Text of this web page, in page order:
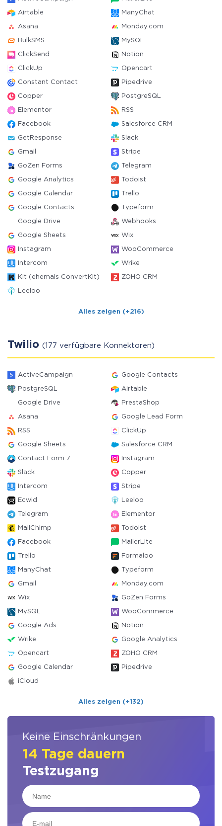
Airtable ManyChat
Asana Monday.com
BulkSMS MySQL
ClickSend Notion
ClickUp Opencart
Constant Contact Pipedrive
Copper PostgreSQL
Elementor RSS
Facebook Salesforce CRM
GetResponse Slack
Gmail Stripe
GoZen Forms Telegram
Google Analytics Todoist
Google Calendar Trello
Google Contacts Typeform
Google Drive Webhooks
Google Sheets Wix
Instagram WooCommerce
Intercom Wrike
Kit (ehemals ConvertKit) ZOHO CRM
Leeloo
Alles zeigen (+216)
Twilio (177 verfügbare Konnektoren)
ActiveCampaign Google Contacts
PostgreSQL Airtable
Google Drive PrestaShop
Asana Google Lead Form
RSS ClickUp
Google Sheets Salesforce CRM
Contact Form 7 Instagram
Slack Copper
Intercom Stripe
Ecwid Leeloo
Telegram Elementor
MailChimp Todoist
Facebook MailerLite
Trello Formaloo
ManyChat Typeform
Gmail Monday.com
Wix GoZen Forms
MySQL WooCommerce
Google Ads Notion
Wrike Google Analytics
Opencart ZOHO CRM
Google Calendar Pipedrive
iCloud
Alles zeigen (+132)
Keine Einschränkungen
14 Tage dauern
Testzugang